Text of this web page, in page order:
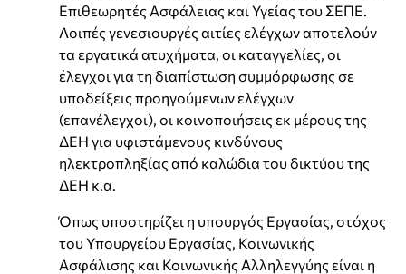
Επιθεωρητές Ασφάλειας και Υγείας του ΣΕΠΕ.
Λοιπές γενεσιουργές αιτίες ελέγχων αποτελούν
τα εργατικά ατυχήματα, οι καταγγελίες, οι
έλεγχοι για τη διαπίστωση συμμόρφωσης σε
υποδείξεις προηγούμενων ελέγχων
(επανέλεγχοι), οι κοινοποιήσεις εκ μέρους της
ΔΕΗ για υφιστάμενους κινδύνους
ηλεκτροπληξίας από καλώδια του δικτύου της
ΔΕΗ κ.α.
Όπως υποστηρίζει η υπουργός Εργασίας, στόχος
του Υπουργείου Εργασίας, Κοινωνικής
Ασφάλισης και Κοινωνικής Αλληλεγγύης είναι η